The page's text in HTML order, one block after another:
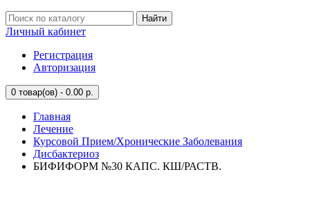
Найти
Личный кабинет
Регистрация
Авторизация
0 товар(ов) - 0.00 р.
Главная
Лечение
Курсовой Прием/Хронические Заболевания
Дисбактериоз
БИФИФОРМ №30 КАПС. КШ/РАСТВ.